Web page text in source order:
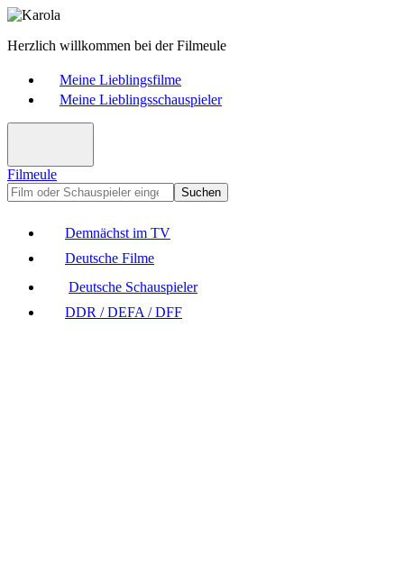
Herzlich willkommen bei der Filmeule
Meine Lieblingsfilme
Meine Lieblingsschauspieler
Filmeule
Suchen
Demnächst im TV
Deutsche Filme
Deutsche Schauspieler
DDR / DEFA / DFF